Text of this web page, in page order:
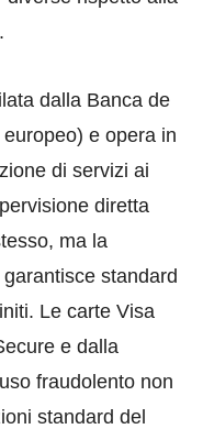
dalla Banca de
e opera in
di servizi ai
diretta
ma la
standard
Le carte Visa
e dalla
fraudolento non
standard del